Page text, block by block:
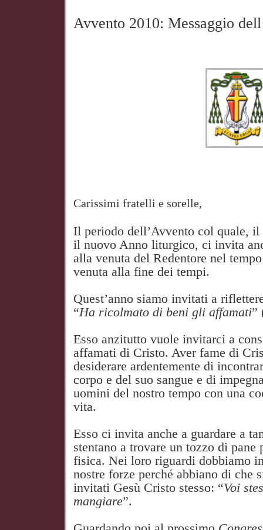
Avvento 2010: Messaggio
Carissimi fratelli e sorelle,
Il periodo dell’Avvento col quale,
il nuovo Anno liturgico, ci invita
alla venuta del Redentore nel
venuta alla fine dei tempi.
Quest’anno siamo invitati a
“Ha ricolmato di beni gli affamati”
Esso anzitutto vuole invitarci a
affamati di Cristo. Aver fame di
desiderare ardentemente di
corpo e del suo sangue e di
uomini del nostro tempo con una
vita.
Esso ci invita anche a guardare a
stentano a trovare un tozzo di pane
fisica. Nei loro riguardi dobbiamo
nostre forze perché abbiano di che
invitati Gesù Cristo stesso: “Voi
mangiare”.